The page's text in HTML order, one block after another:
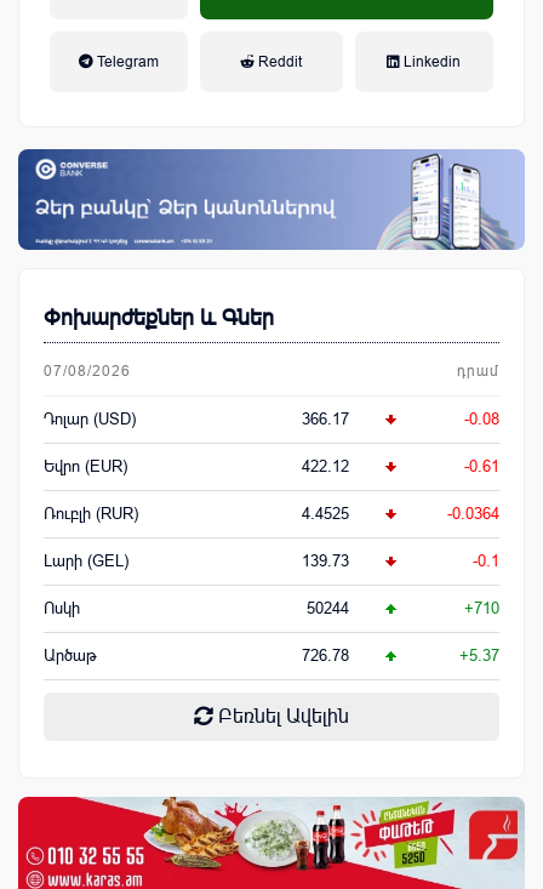
Telegram Reddit Linkedin
Փոխարժեքներ և Գներ
07/08/2026 դրամ
Դոլար (USD) 366.17 -0.08
Եվրո (EUR) 422.12 -0.61
Ռուբլի (RUR) 4.4525 -0.0364
Լարի (GEL) 139.73 -0.1
Ոսկի 50244 +710
Արծաթ 726.78 +5.37
Բեռնել Ավելին